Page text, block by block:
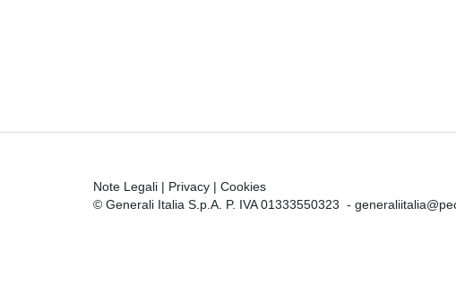
Note Legali | Privacy | Cookies
© Generali Italia S.p.A. P. IVA 01333550323 -